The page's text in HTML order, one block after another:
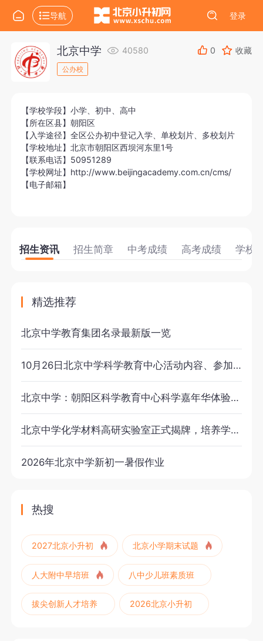
导航 登录
北京中学 40580 0 收藏
公办校
【学校学段】小学、初中、高中
【所在区县】朝阳区
【入学途径】全区公办初中登记入学、单校划片、多校划片
【学校地址】北京市朝阳区西坝河东里1号
【联系电话】50951289
【学校网址】http://www.beijingacademy.com.cn/cms/
【电子邮箱】
招生资讯 招生简章 中考成绩 高考成绩 学校
精选推荐
北京中学教育集团名录最新版一览
10月26日北京中学科学教育中心活动内容、参加年级等说明（网传）
北京中学：朝阳区科学教育中心科学嘉年华体验活动于11月29日-30日举办（附以往活动内容）
北京中学化学材料高研实验室正式揭牌，培养学生的科研创新能力
2026年北京中学新初一暑假作业
热搜
2027北京小升初 北京小学期末试题
人大附中早培班 八中少儿班素质班
拔尖创新人才培养 2026北京小升初